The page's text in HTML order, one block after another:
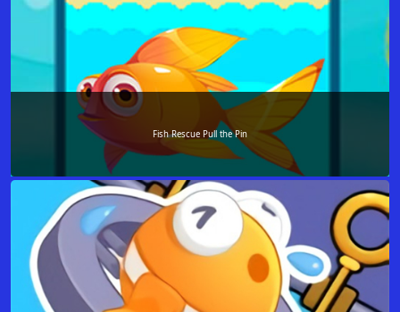
Fish Rescue Pull the Pin